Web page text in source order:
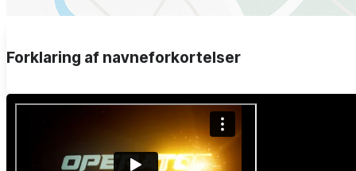
Forklaring af navneforkortelser